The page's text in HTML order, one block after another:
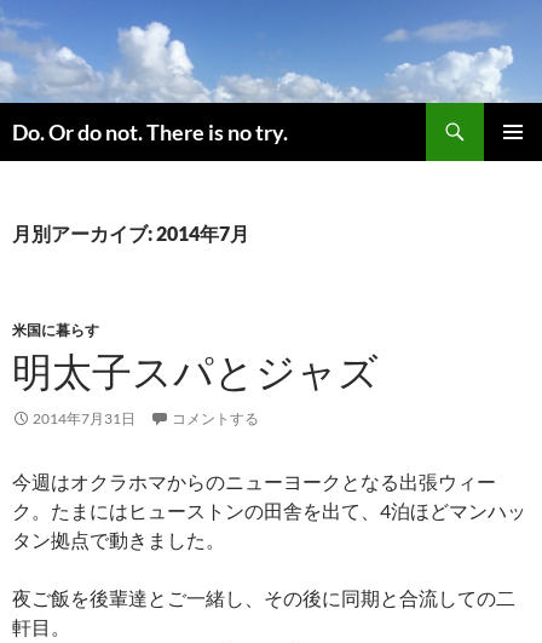
コ
ン
テ
ン
ツ
へ
ッ
Do. Or do not. There is no try.
索
月別アーカイブ: 2014年7月
米国に暮らす
明太子スパとジャズ
2014年7月31日 コメントする
今週はオクラホマからのニューヨークとなる出張ウィー
ク。たまにはヒューストンの田舎を出て、4泊ほどマンハッ
タン拠点で動きました。
夜ご飯を後輩達とご一緒し、その後に同期と合流しての二
軒目。